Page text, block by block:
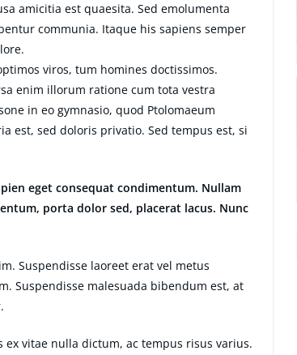
amicitia est quaesita. Sed emolumenta
communia. Itaque his sapiens semper
viros, tum homines doctissimos.
enim illorum ratione cum tota vestra
in eo gymnasio, quod Ptolomaeum
est, sed doloris privatio. Sed tempus est, si
eget consequat condimentum. Nullam
porta dolor sed, placerat lacus. Nunc
Suspendisse laoreet erat vel metus
Suspendisse malesuada bibendum est, at
vitae nulla dictum, ac tempus risus varius.